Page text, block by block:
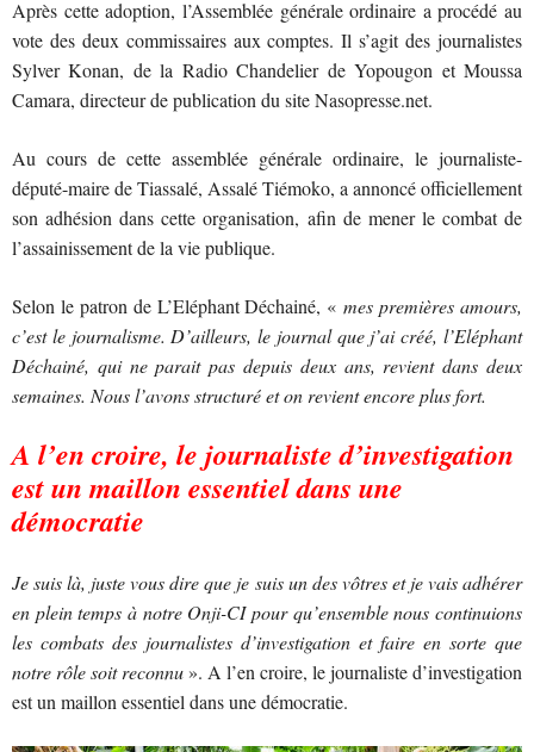
Après cette adoption, l’Assemblée générale ordinaire a procédé au
vote des deux commissaires aux comptes. Il s’agit des journalistes
Sylver Konan, de la Radio Chandelier de Yopougon et Moussa
Camara, directeur de publication du site Nasopresse.net.
Au cours de cette assemblée générale ordinaire, le journaliste-
député-maire de Tiassalé, Assalé Tiémoko, a annoncé officiellement
son adhésion dans cette organisation, afin de mener le combat de
l’assainissement de la vie publique.
Selon le patron de L’Eléphant Déchainé, «mes premières amours,
c’est le journalisme. D’ailleurs, le journal que j’ai créé, l’Eléphant
Déchainé, qui ne parait pas depuis deux ans, revient dans deux
semaines. Nous l’avons structuré et on revient encore plus fort.
A l’en croire, le journaliste d’investigation
est un maillon essentiel dans une
démocratie
Je suis là, juste vous dire que je suis un des vôtres et je vais adhérer
en plein temps à notre Onji-CI pour qu’ensemble nous continuions
les combats des journalistes d’investigation et faire en sorte que
notre rôle soit reconnu». A l’en croire, le journaliste d’investigation
est un maillon essentiel dans une démocratie.